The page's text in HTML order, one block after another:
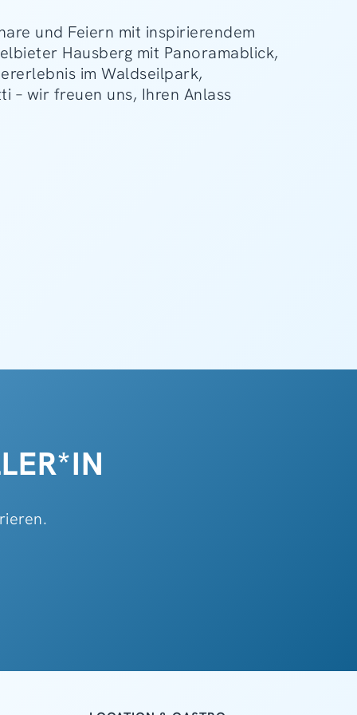
und Feiern mit inspirierendem
Hausberg mit Panoramablick,
im Waldseilpark,
– wir freuen uns, Ihren Anlass